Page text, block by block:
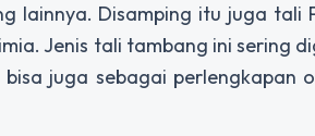
lainnya. Disamping itu juga tali
Jenis tali tambang ini sering
juga sebagai perlengkapan